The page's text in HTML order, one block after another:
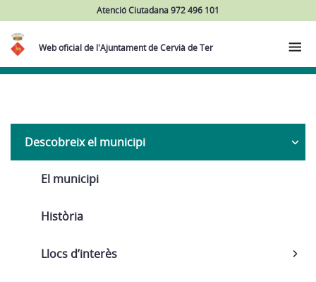
Atenció Ciutadana 972 496 101
Web oficial de l'Ajuntament de Cervià de Ter
Navega
Descobreix el municipi
El municipi
Història
Llocs d’interès